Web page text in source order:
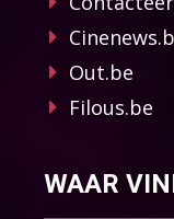
Out.be
Filous.be
WAAR